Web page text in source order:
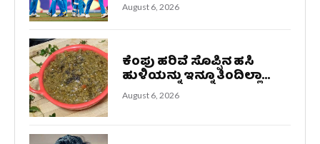
August 6, 2026
ಕೆಂಪು ಹರಿವೆ ಸೊಪ್ಪಿನ ಹಸಿ
ಹುಳಿಯನ್ನು ಇನ್ನೂ ತಿಂದಿಲ್ಲಾ...
August 6, 2026